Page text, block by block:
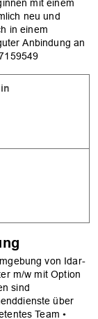
mit einem
neu und
in einem
Anbindung an
von Idar-
m/w mit Option
sind
über
Team •